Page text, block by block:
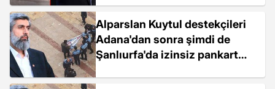
Alparslan Kuytul destekçileri
Adana'dan sonra şimdi de
Şanlıurfa'da izinsiz pankart